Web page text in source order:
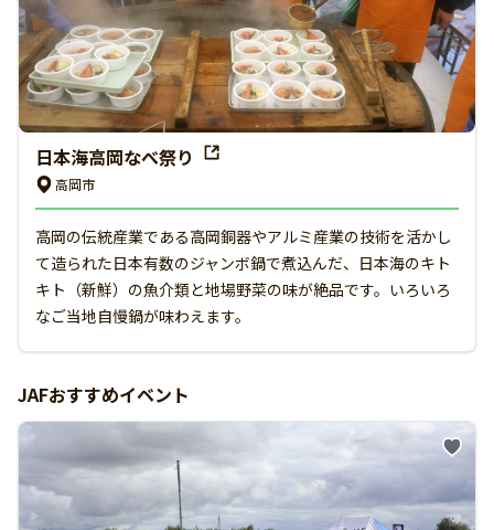
日本海高岡なべ祭り
高岡市
高岡の伝統産業である高岡銅器やアルミ産業の技術を活かし
て造られた日本有数のジャンボ鍋で煮込んだ、日本海のキト
キト（新鮮）の魚介類と地場野菜の味が絶品です。いろいろ
なご当地自慢鍋が味わえます。
JAFおすすめイベント